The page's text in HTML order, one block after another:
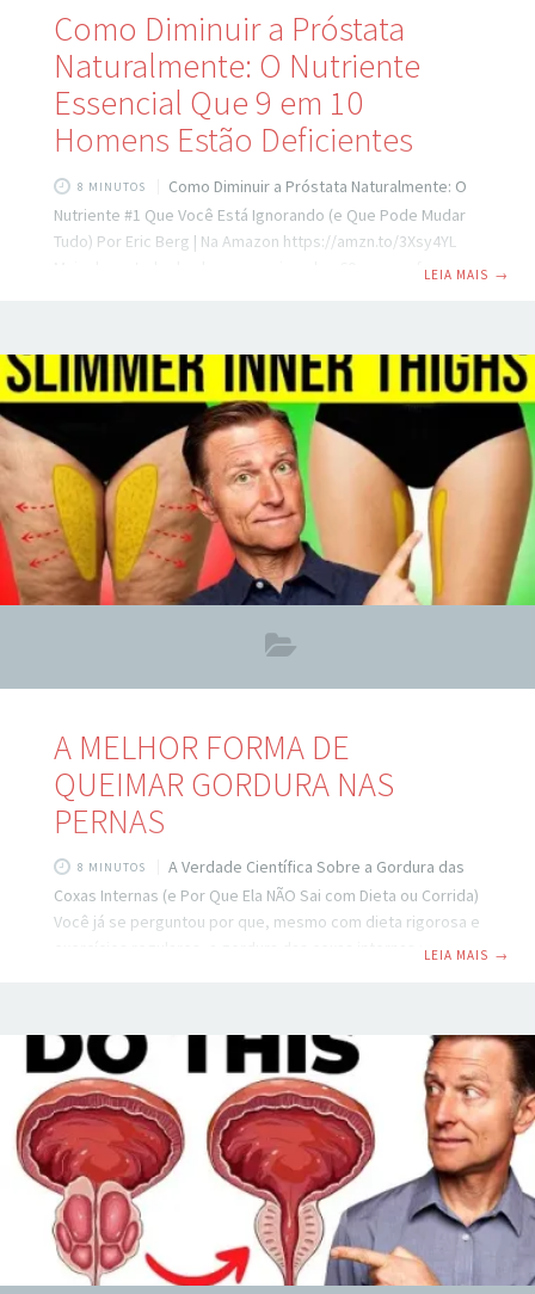
Como Diminuir a Próstata
Naturalmente: O Nutriente
Essencial Que 9 em 10
Homens Estão Deficientes
8 MINUTOS
Como Diminuir a Próstata Naturalmente: O
Nutriente #1 Que Você Está Ignorando (e Que Pode Mudar
Tudo) Por Eric Berg | Na Amazon https://amzn.to/3Xsy4YL
Mais da metade dos homens acima dos 60 anos enfrenta
isso à “idade” — como se fosse inevitável. Mas e se eu te
disser que há um nutriente essencial — presente em
LEIA MAIS →
A MELHOR FORMA DE
QUEIMAR GORDURA NAS
PERNAS
8 MINUTOS
A Verdade Científica Sobre a Gordura das
Coxas Internas (e Por Que Ela NÃO Sai com Dieta ou Corrida)
Você já se perguntou por que, mesmo com dieta rigorosa e
exercícios regulares, a gordura das coxas internas parece
gordura já invadiu seus músculos. Isso mesmo. A gordura
nas coxas — especialmente na parte
LEIA MAIS →